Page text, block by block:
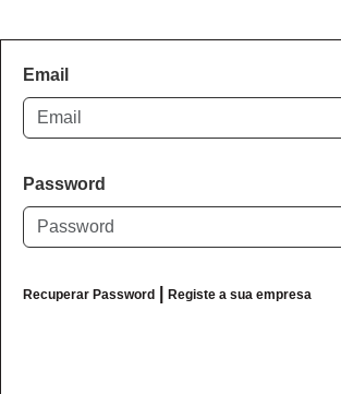
Email
Password
Recuperar Password Registe a sua empresa